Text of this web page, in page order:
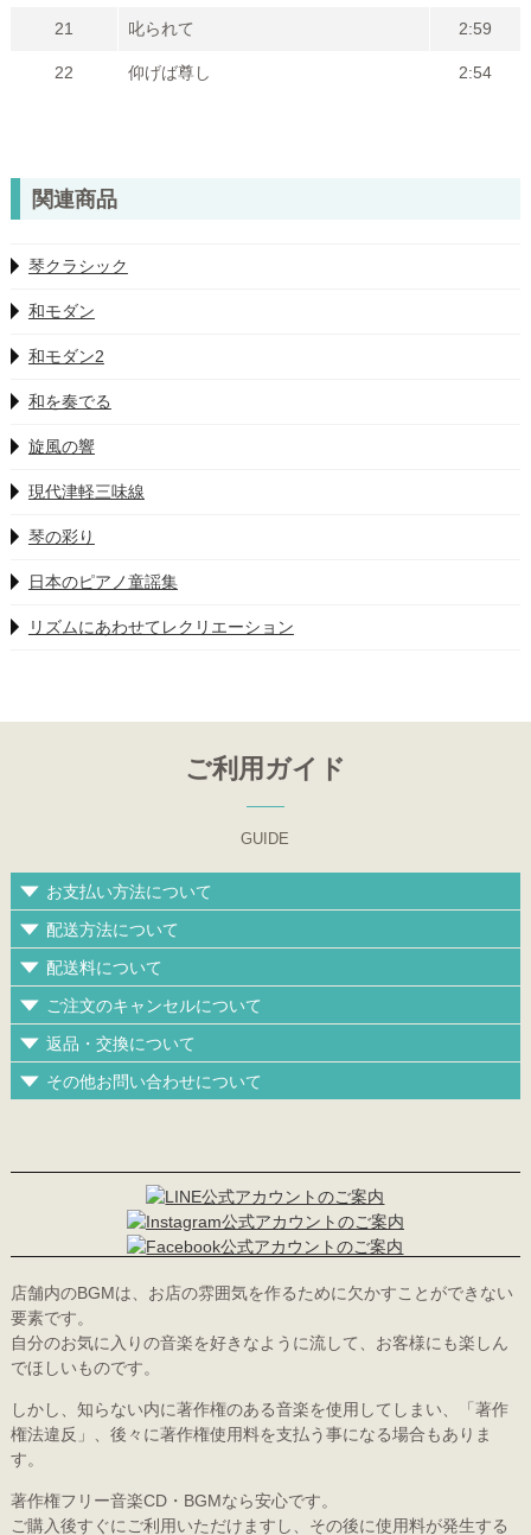
21 叱られて 2:59
22 仰げば尊し 2:54
関連商品
琴クラシック
和モダン
和モダン2
和を奏でる
旋風の響
現代津軽三味線
琴の彩り
日本のピアノ童謡集
リズムにあわせてレクリエーション
ご利用ガイド
GUIDE
お支払い方法について
配送方法について
配送料について
ご注文のキャンセルについて
返品・交換について
その他お問い合わせについて
店舗内のBGMは、お店の雰囲気を作るために欠かすことができない
要素です。
自分のお気に入りの音楽を好きなように流して、お客様にも楽しん
でほしいものです。
しかし、知らない内に著作権のある音楽を使用してしまい、「著作
権法違反」、後々に著作権使用料を支払う事になる場合もありま
す。
著作権フリー音楽CD・BGMなら安心です。
ご購入後すぐにご利用いただけますし、その後に使用料が発生する